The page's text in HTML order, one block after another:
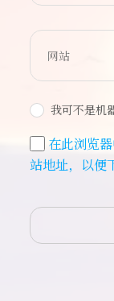
我可不是机
在此浏览
站地址，以便